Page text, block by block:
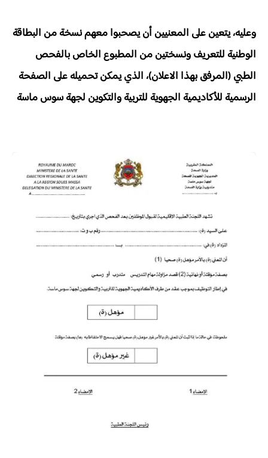
وعليه، يتعين على المعنيين أن يصحبوا معهم نسخة من البطاقة
الوطنية للتعريف ونسختين من المطبوع الخاص بالفحص
الطبي (المرفق بهذا الاعلان)، الذي يمكن تحميله على الصفحة
الرسمية للأكاديمية الجهوية للتربية والتكوين لجهة سوس ماسة